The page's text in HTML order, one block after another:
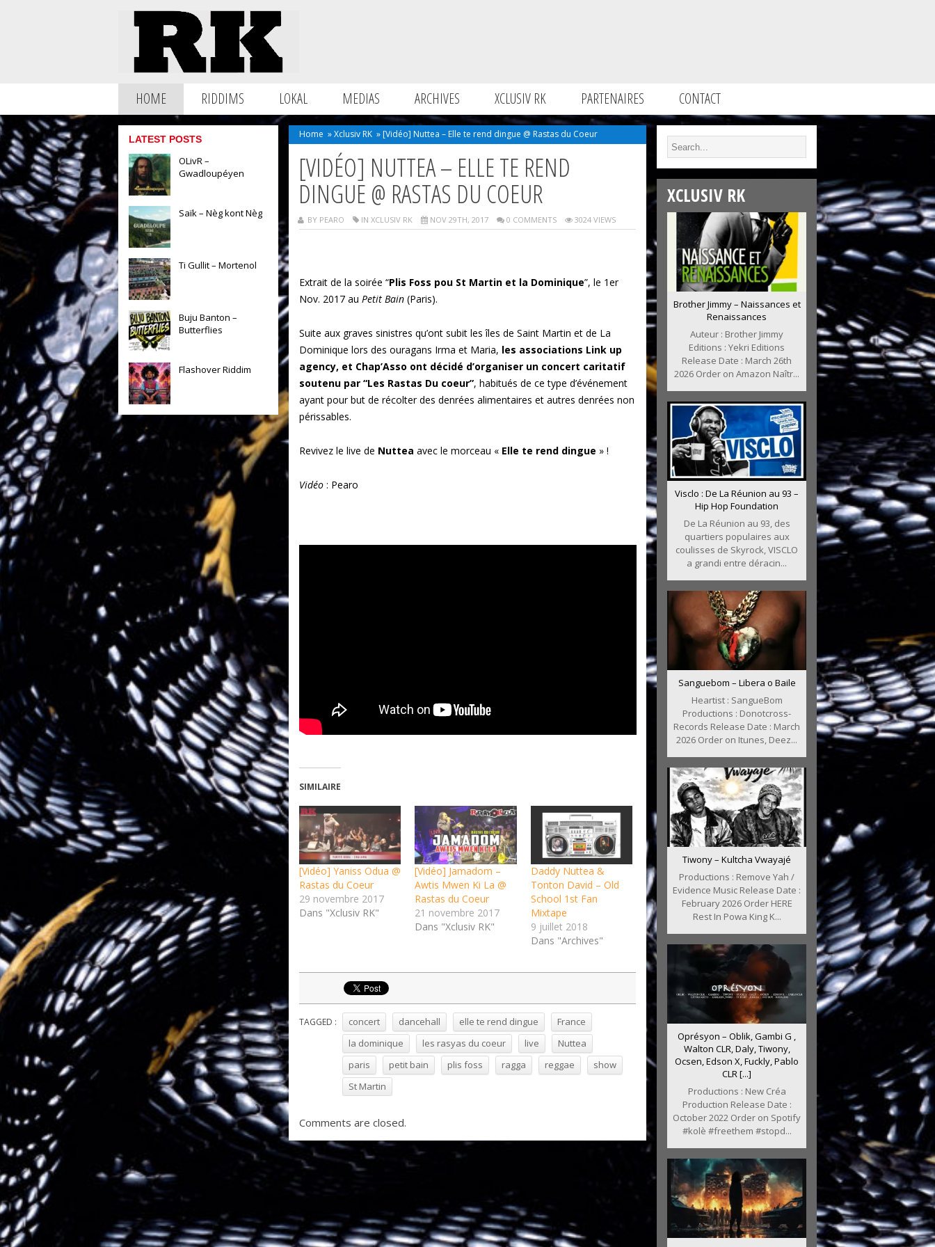
HOME RIDDIMS LOKAL MEDIAS ARCHIVES XCLUSIV RK PARTENAIRES CONTACT
LATEST POSTS
OLivR –
Gwadloupéyen
Saïk – Nèg kont Nèg
Ti Gullit – Mortenol
Buju Banton –
Butterflies
Flashover Riddim
Home »Xclusiv RK » [Vidéo] Nuttea – Elle te rend dingue @ Rastas du Coeur
[VIDÉO] NUTTEA – ELLE TE REND
DINGUE @ RASTAS DU COEUR
BY PEARO IN XCLUSIV RK NOV 29TH, 2017 0 COMMENTS 3024 VIEWS
Extrait de la soirée “Plis Foss pou St Martin et la Dominique”, le 1er
Nov. 2017 au Petit Bain(Paris).
Suite aux graves sinistres qu’ont subit les îles de Saint Martin et de La
Dominique lors des ouragans Irma et Maria, les associations Link up
agency, et Chap’Asso ont décidé d’organiser un concert caritatif
soutenu par “Les Rastas Du coeur”, habitués de ce type d’événement
ayant pour but de récolter des denrées alimentaires et autres denrées non
périssables.
Revivez le live de Nuttea avec le morceau « Elle te rend dingue » !
Vidéo: Pearo
SIMILAIRE
[Vidéo] Yaniss Odua @
Rastas du Coeur
29 novembre 2017
Dans "Xclusiv RK"
[Vidéo] Jamadom –
Awtis Mwen Ki La @
Rastas du Coeur
21 novembre 2017
Dans "Xclusiv RK"
Daddy Nuttea &
Tonton David – Old
School 1st Fan
Mixtape
9 juillet 2018
Dans "Archives"
TAGGED : concert dancehall elle te rend dingue
France
la dominique
les rasyas du coeur live
Nuttea
paris
petit bain plis foss ragga reggae
show
St Martin
Comments are closed.
XCLUSIV RK
Brother Jimmy – Naissances et
Renaissances
Auteur : Brother Jimmy
Editions : Yekri Editions
Release Date : March 26th
2026 Order on Amazon Naîtr...
Visclo : De La Réunion au 93 –
Hip Hop Foundation
De La Réunion au 93, des
quartiers populaires aux
coulisses de Skyrock, VISCLO
a grandi entre déracin...
Sanguebom – Libera o Baile
Heartist : SangueBom
Productions : Donotcross-
Records Release Date : March
2026 Order on Itunes, Deez...
Tiwony – Kultcha Vwayajé
Productions : Remove Yah /
Evidence Music Release Date :
February 2026 Order HERE
Rest In Powa King K...
Oprésyon – Oblik, Gambi G ,
Walton CLR, Daly, Tiwony,
Ocsen, Edson X, Fuckly, Pablo
CLR [...]
Productions : New Créa
Production Release Date :
October 2022 Order on Spotify
#kolè #freethem #stopd...